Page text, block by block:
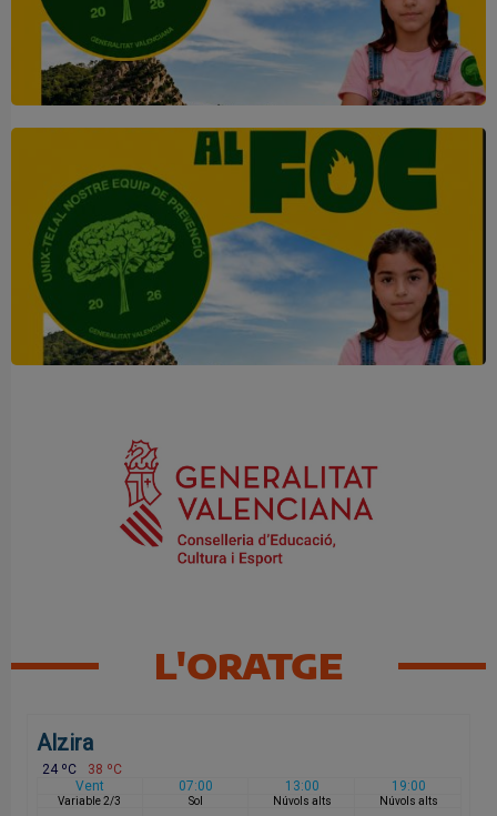
👀 Una mirada atenta puede
marcar la diferencia.
Una mirada atenta pot marcar la
diferència
L'ORATGE